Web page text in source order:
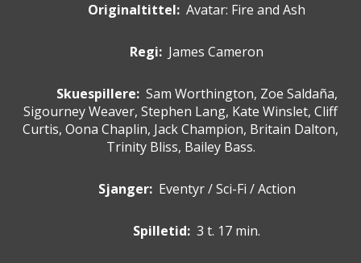
Originaltittel: Avatar: Fire and Ash
Regi: James Cameron
Skuespillere: Sam Worthington, Zoe Saldaña,
Sigourney Weaver, Stephen Lang, Kate Winslet, Cliff
Curtis, Oona Chaplin, Jack Champion, Britain Dalton,
Trinity Bliss, Bailey Bass.
Sjanger: Eventyr / Sci-Fi / Action
Spilletid: 3 t. 17 min.